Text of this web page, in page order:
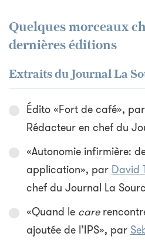
Quelques morceaux
dernières éditions
Extraits du Journal La
Édito «Fort de café», par
Rédacteur en chef du
«Autonomie infirmière:
application», par David
chef du Journal La
«Quand le care
ajoutée de l’IPS», par